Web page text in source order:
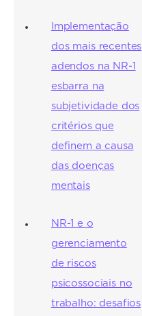
Implementação
dos mais recentes
adendos na NR-1
esbarra na
subjetividade dos
critérios que
definem a causa
das doenças
mentais
NR-1 e o
gerenciamento
de riscos
psicossociais no
trabalho: desafios